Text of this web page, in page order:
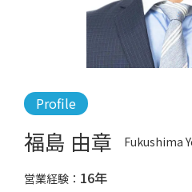
Profile
福島 由章 Fukushima
営業経験： 16年